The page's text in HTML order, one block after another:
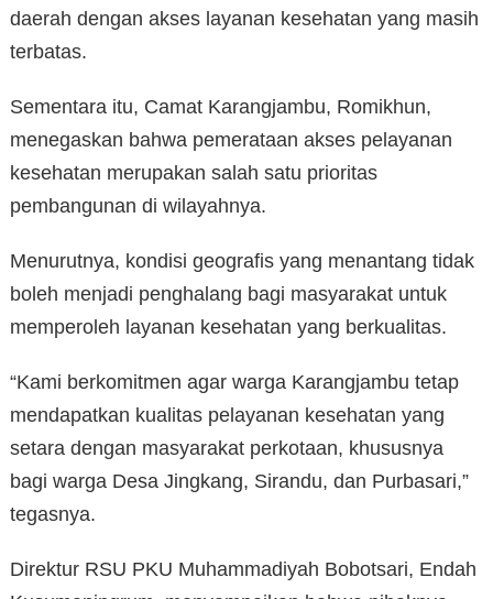
daerah dengan akses layanan kesehatan yang masih
terbatas.
Sementara itu, Camat Karangjambu, Romikhun,
menegaskan bahwa pemerataan akses pelayanan
kesehatan merupakan salah satu prioritas
pembangunan di wilayahnya.
Menurutnya, kondisi geografis yang menantang tidak
boleh menjadi penghalang bagi masyarakat untuk
memperoleh layanan kesehatan yang berkualitas.
“Kami berkomitmen agar warga Karangjambu tetap
mendapatkan kualitas pelayanan kesehatan yang
setara dengan masyarakat perkotaan, khususnya
bagi warga Desa Jingkang, Sirandu, dan Purbasari,”
tegasnya.
Direktur RSU PKU Muhammadiyah Bobotsari, Endah